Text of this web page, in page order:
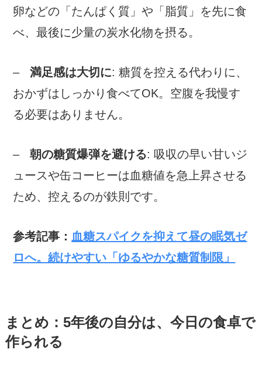
卵などの「たんぱく質」や「脂質」を先に食
べ、最後に少量の炭水化物を摂る。
– 満足感は大切に: 糖質を控える代わりに、
おかずはしっかり食べてOK。空腹を我慢す
る必要はありません。
–朝の糖質爆弾を避ける: 吸収の早い甘いジ
ュースや缶コーヒーは血糖値を急上昇させる
ため、控えるのが鉄則です。
参考記事： 血糖スパイクを抑えて昼の眠気ゼ
ロへ。続けやすい「ゆるやかな糖質制限」
まとめ：5年後の自分は、今日の食卓で
作られる